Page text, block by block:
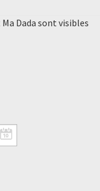
Dada sont visibles